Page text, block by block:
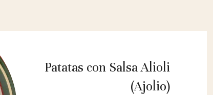
Patatas con Salsa Alioli
(Ajolio)